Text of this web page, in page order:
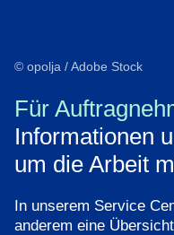
© opolja / Adobe Stock
Für
Informationen
um die Arbeit
In unserem Service
anderem eine